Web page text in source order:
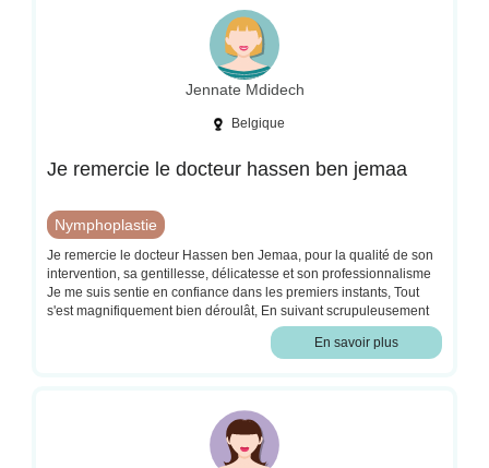
satisfaisant, m'a motivé Ã reprendre une bonne alimentation et
perdre du poids. J'ai désormais un IMC normal qui me fait me
sentir bien dans mon corps. Merci Ã toute l'équipe et au Dr Mallek
Jennate Mdidech
Belgique
Je remercie le docteur hassen ben jemaa
Nymphoplastie
Je remercie le docteur Hassen ben Jemaa, pour la qualité de son
intervention, sa gentillesse, délicatesse et son professionnalisme
Je me suis sentie en confiance dans les premiers instants, Tout
s'est magnifiquement bien déroulât, En suivant scrupuleusement
tous ses conseils post opératoire, et après une semaine de
l'intervention, le résultat est incroyable Merci a vous Docteur de
En savoir plus